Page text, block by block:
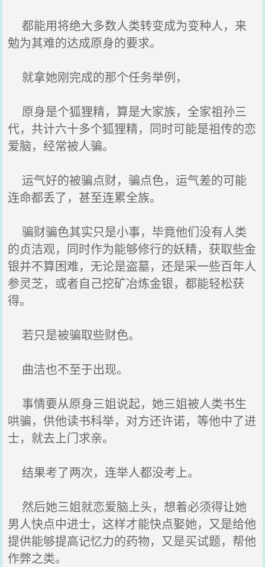
都能用将绝大多数人类转变成为变种人，来
勉为其难的达成原身的要求。
就拿她刚完成的那个任务举例，
原身是个狐狸精，算是大家族，全家祖孙三
代，共计六十多个狐狸精，同时可能是祖传的恋
爱脑，经常被人骗。
运气好的被骗点财，骗点色，运气差的可能
连命都丢了，甚至连累全族。
骗财骗色其实只是小事，毕竟他们没有人类
的贞洁观，同时作为能够修行的妖精，获取些金
银并不算困难，无论是盗墓，还是采一些百年人
参灵芝，或者自己挖矿冶炼金银，都能轻松获
得。
若只是被骗取些财色。
曲洁也不至于出现。
事情要从原身三姐说起，她三姐被人类书生
哄骗，供他读书科举，对方还许诺，等他中了进
士，就去上门求亲。
结果考了两次，连举人都没考上。
然后她三姐就恋爱脑上头，想着必须得让她
男人快点中进士，这样才能快点娶她，又是给他
提供能够提高记忆力的药物，又是买试题，帮他
作弊之类。